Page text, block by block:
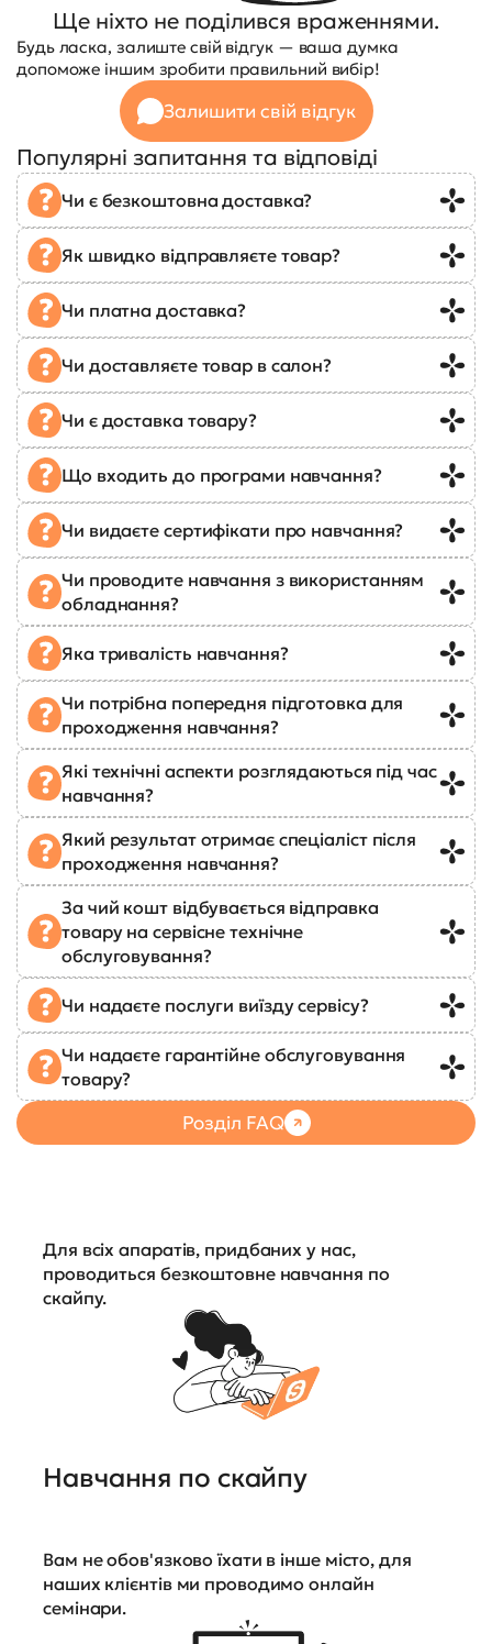
Ще ніхто не поділився враженнями.
Будь ласка, залиште свій відгук — ваша думка
допоможе іншим зробити правильний вибір!
Залишити свій відгук
Популярні запитання та відповіді
Чи є безкоштовна доставка?
Як швидко відправляєте товар?
Чи платна доставка?
Чи доставляєте товар в салон?
Чи є доставка товару?
Що входить до програми навчання?
Чи видаєте сертифікати про навчання?
Чи проводите навчання з використанням
обладнання?
Яка тривалість навчання?
Чи потрібна попередня підготовка для
проходження навчання?
Які технічні аспекти розглядаються під час
навчання?
Який результат отримає спеціаліст після
проходження навчання?
За чий кошт відбувається відправка
товару на сервісне технічне
обслуговування?
Чи надаєте послуги виїзду сервісу?
Чи надаєте гарантійне обслуговування
товару?
Розділ FAQ
Для всіх апаратів, придбаних у нас,
проводиться безкоштовне навчання по
скайпу.
Навчання по скайпу
Вам не обов'язково їхати в інше місто, для
наших клієнтів ми проводимо онлайн
семінари.